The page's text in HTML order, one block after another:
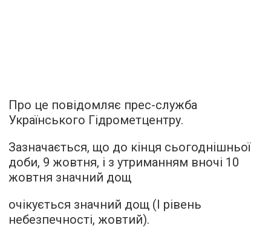
Про це повідомляє прес-служба
Українського Гідрометцентру.
Зазначається, що до кінця сьогоднішньої
доби, 9 жовтня, і з утриманням вночі 10
жовтня значний дощ
очікується значний дощ (І рівень
небезпечності, жовтий).